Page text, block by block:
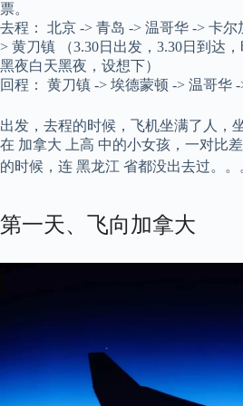
票。
去程： 北京 -> 青岛 -> 温哥华 -> 卡尔
> 黄刀镇 （3.30日出发，3.30日到达
黑夜白天黑夜，设想下）
回程： 黄刀镇 -> 埃德蒙顿 -> 温哥华
出发，去程的时候，飞机坐满了人，
在 加拿大 上高 中的小女孩，一对比
的时候，连 黑龙江 省都没出去过。。
第一天、飞向加拿大